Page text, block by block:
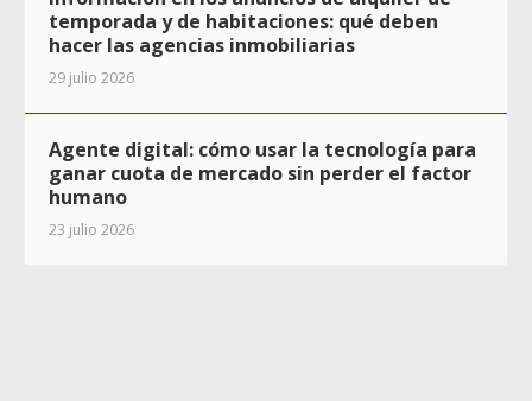
temporada y de habitaciones: qué deben
hacer las agencias inmobiliarias
29 julio 2026
Agente digital: cómo usar la tecnología para
ganar cuota de mercado sin perder el factor
humano
23 julio 2026